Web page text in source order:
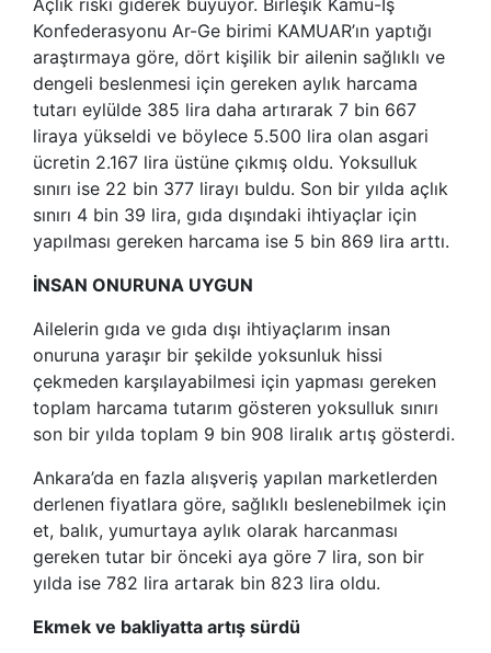
Konfederasyonu Ar-Ge birimi KAMUAR’ın yaptığı
araştırmaya göre, dört kişilik bir ailenin sağlıklı ve
dengeli beslenmesi için gereken aylık harcama
tutarı eylülde 385 lira daha artırarak 7 bin 667
liraya yükseldi ve böylece 5.500 lira olan asgari
ücretin 2.167 lira üstüne çıkmış oldu. Yoksulluk
sınırı ise 22 bin 377 lirayı buldu. Son bir yılda açlık
sınırı 4 bin 39 lira, gıda dışındaki ihtiyaçlar için
yapılması gereken harcama ise 5 bin 869 lira arttı.
İNSAN ONURUNA UYGUN
Ailelerin gıda ve gıda dışı ihtiyaçlarım insan
onuruna yaraşır bir şekilde yoksunluk hissi
çekmeden karşılayabilmesi için yapması gereken
toplam harcama tutarım gösteren yoksulluk sınırı
son bir yılda toplam 9 bin 908 liralık artış gösterdi.
Ankara’da en fazla alışveriş yapılan marketlerden
derlenen fiyatlara göre, sağlıklı beslenebilmek için
et, balık, yumurtaya aylık olarak harcanması
gereken tutar bir önceki aya göre 7 lira, son bir
yılda ise 782 lira artarak bin 823 lira oldu.
Ekmek ve bakliyatta artış sürdü